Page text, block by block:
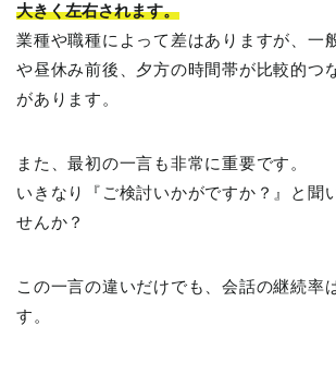
大きく左右されます。
業種や職種によって差はありますが、一
や昼休み前後、夕方の時間帯が比較的つ
があります。
また、最初の一言も非常に重要です。
いきなり『ご検討いかがですか？』と聞
せんか？
この一言の違いだけでも、会話の継続率
す。